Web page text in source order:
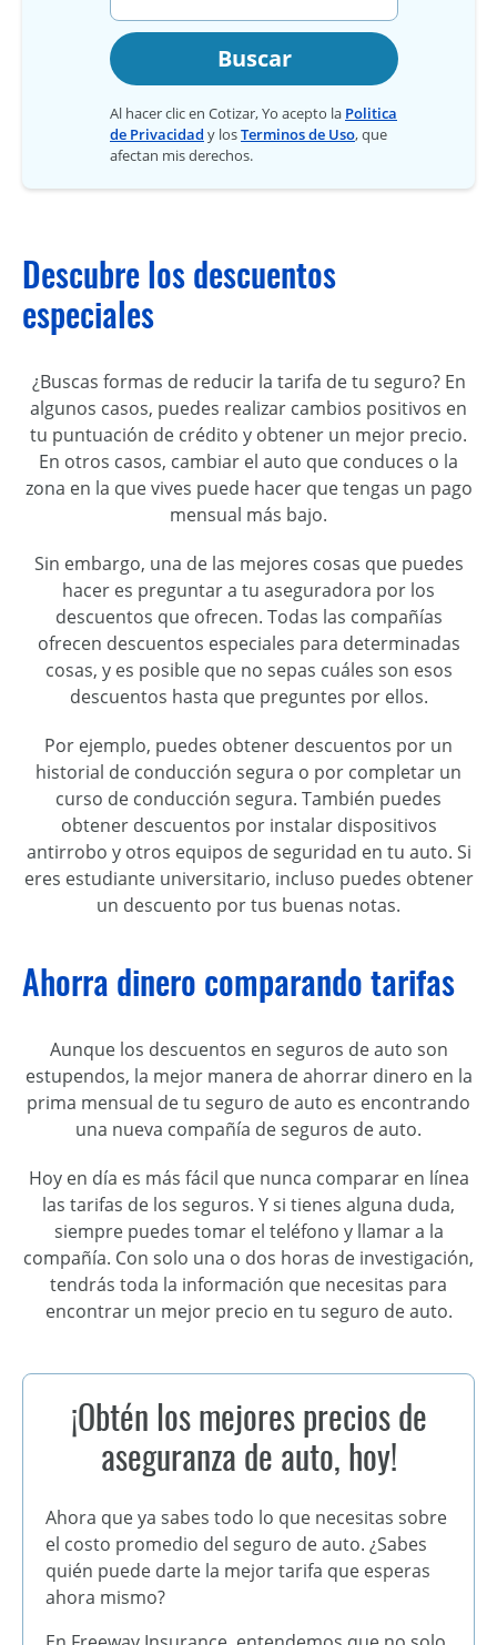
Buscar
Al hacer clic en Cotizar, Yo acepto la Politica
de Privacidad y losTerminos de Uso, que
afectan mis derechos.
Descubre los descuentos
especiales
¿Buscas formas de reducir la tarifa de tu seguro? En
algunos casos, puedes realizar cambios positivos en
tu puntuación de crédito y obtener un mejor precio.
En otros casos, cambiar el auto que conduces o la
zona en la que vives puede hacer que tengas un pago
mensual más bajo.
Sin embargo, una de las mejores cosas que puedes
hacer es preguntar a tu aseguradora por los
descuentos que ofrecen. Todas las compañías
ofrecen descuentos especiales para determinadas
cosas, y es posible que no sepas cuáles son esos
descuentos hasta que preguntes por ellos.
Por ejemplo, puedes obtener descuentos por un
historial de conducción segura o por completar un
curso de conducción segura. También puedes
obtener descuentos por instalar dispositivos
antirrobo y otros equipos de seguridad en tu auto. Si
eres estudiante universitario, incluso puedes obtener
un descuento por tus buenas notas.
Ahorra dinero comparando tarifas
Aunque los descuentos en seguros de auto son
estupendos, la mejor manera de ahorrar dinero en la
prima mensual de tu seguro de auto es encontrando
una nueva compañía de seguros de auto.
Hoy en día es más fácil que nunca comparar en línea
las tarifas de los seguros. Y si tienes alguna duda,
siempre puedes tomar el teléfono y llamar a la
compañía. Con solo una o dos horas de investigación,
tendrás toda la información que necesitas para
encontrar un mejor precio en tu seguro de auto.
¡Obtén los mejores precios de
aseguranza de auto, hoy!
Ahora que ya sabes todo lo que necesitas sobre
el costo promedio del seguro de auto. ¿Sabes
quién puede darte la mejor tarifa que esperas
ahora mismo?